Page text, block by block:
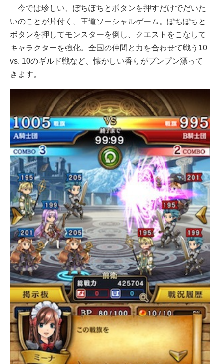
今では珍しい、ぽちぽちとボタンを押すだけでだいた
いのことが片付く、王道ソーシャルゲーム。ぽちぽちと
ボタンを押してモンスターを倒し、クエストをこなして
キャラクターを強化。全国の仲間と力を合わせて戦う10
vs. 10のギルド戦など、懐かしい香りがプンプン漂って
きます。